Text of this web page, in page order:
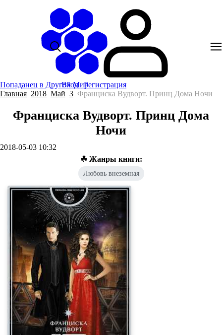
Попаданец в Другой Мир
Вход|Регистрация
Главная 2018 Май 3 Франциска Вудворт. Принц Дома Ночи
Франциска Вудворт. Принц Дома
Ночи
2018-05-03 10:32
☘ Жанры книги:
Любовь внеземная